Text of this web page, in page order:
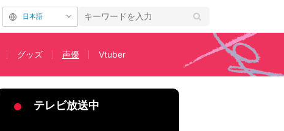
日本語
グッズ 声優 Vtuber
テレビ放送中